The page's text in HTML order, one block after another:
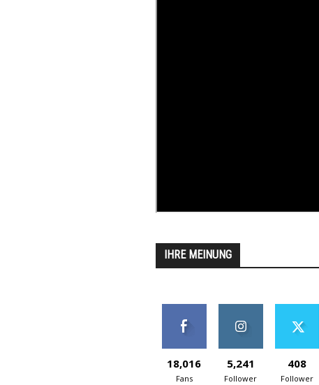
IHRE MEINUNG
18,016
Fans
5,241
Follower
408
Follower